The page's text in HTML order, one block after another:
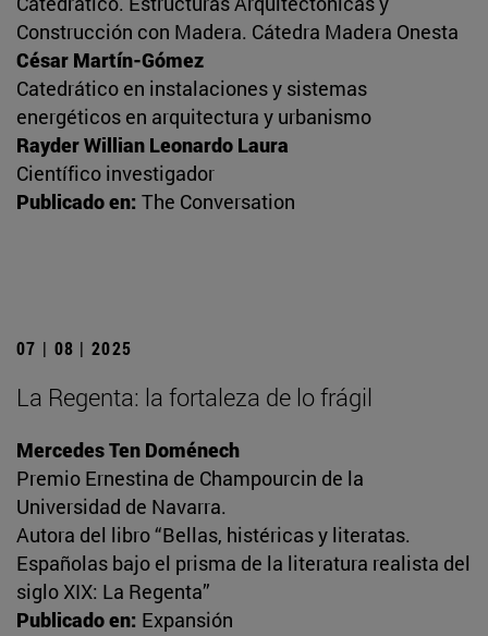
Construcción con Madera. Cátedra Madera Onesta
César Martín-Gómez
Catedrático en instalaciones y sistemas
energéticos en arquitectura y urbanismo
Rayder Willian Leonardo Laura
Científico investigador
Publicado en: The Conversation
07 | 08 | 2025
La Regenta: la fortaleza de lo frágil
Mercedes Ten Doménech
Premio Ernestina de Champourcin de la
Universidad de Navarra.
Autora del libro “Bellas, histéricas y literatas.
Españolas bajo el prisma de la literatura realista del
siglo XIX: La Regenta”
Publicado en: Expansión